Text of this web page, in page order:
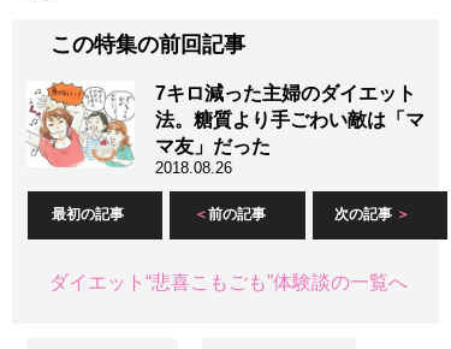
この特集の前回記事
7キロ減った主婦のダイエット
法。糖質より手ごわい敵は「マ
マ友」だった
2018.08.26
最初の記事 前の記事 次の記事
ダイエット“悲喜こもごも”体験談の一覧へ